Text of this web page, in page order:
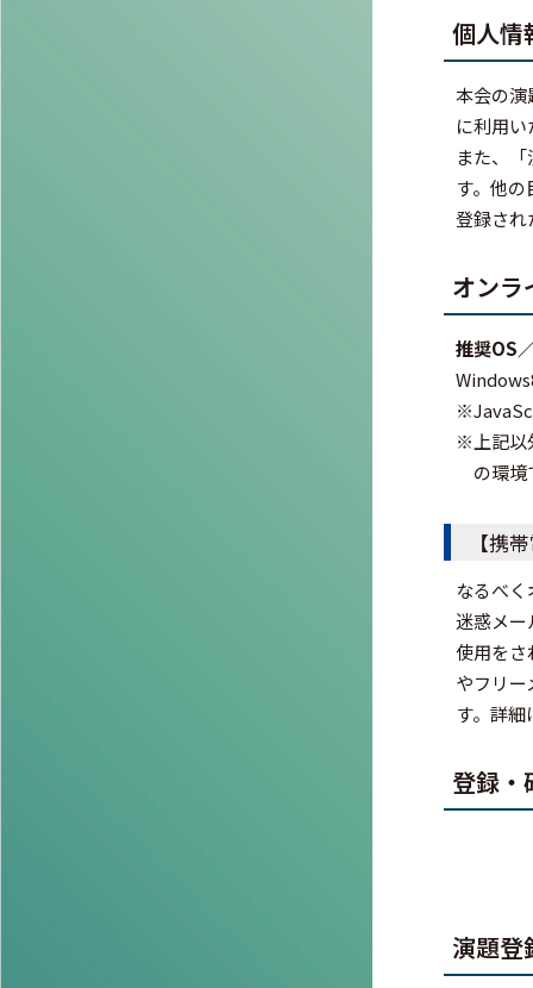
個人情
本会の演
に利用
また、
す。他
登録され
オンラ
推奨OS
※上記以
の環境
【携
なるべ
迷惑メー
使用を
やフリ
す。詳
登録・
演題登